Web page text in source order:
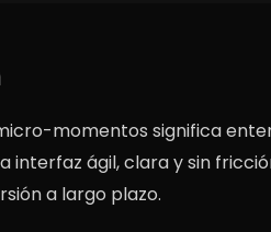
momentos significa
interfaz ágil, clara y sin
a largo plazo.